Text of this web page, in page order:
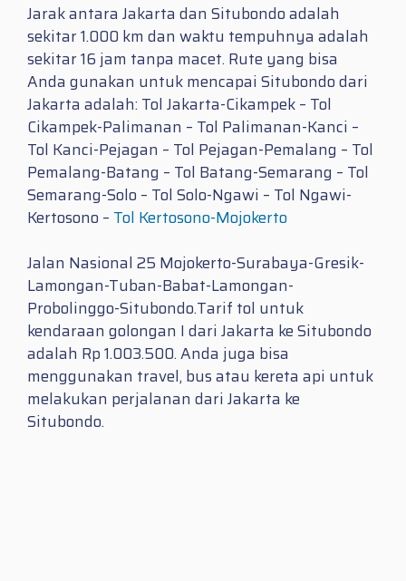
Jarak antara Jakarta dan Situbondo adalah
sekitar 1.000 km dan waktu tempuhnya adalah
sekitar 16 jam tanpa macet. Rute yang bisa
Anda gunakan untuk mencapai Situbondo dari
Jakarta adalah: Tol Jakarta-Cikampek – Tol
Cikampek-Palimanan – Tol Palimanan-Kanci –
Tol Kanci-Pejagan – Tol Pejagan-Pemalang – Tol
Pemalang-Batang – Tol Batang-Semarang – Tol
Semarang-Solo – Tol Solo-Ngawi – Tol Ngawi-
Kertosono – Tol Kertosono-Mojokerto
Jalan Nasional 25 Mojokerto-Surabaya-Gresik-
Lamongan-Tuban-Babat-Lamongan-
Probolinggo-Situbondo.Tarif tol untuk
kendaraan golongan I dari Jakarta ke Situbondo
adalah Rp 1.003.500. Anda juga bisa
menggunakan travel, bus atau kereta api untuk
melakukan perjalanan dari Jakarta ke
Situbondo.